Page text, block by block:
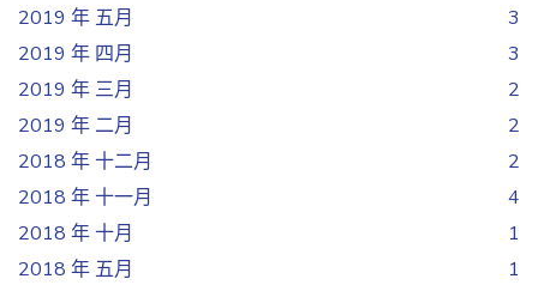
2019 年 五月
3
2019 年 四月
3
2019 年 三月
2
2019 年 二月
2
2018 年 十二月
2
2018 年 十一月
4
2018 年 十月
1
2018 年 五月
1